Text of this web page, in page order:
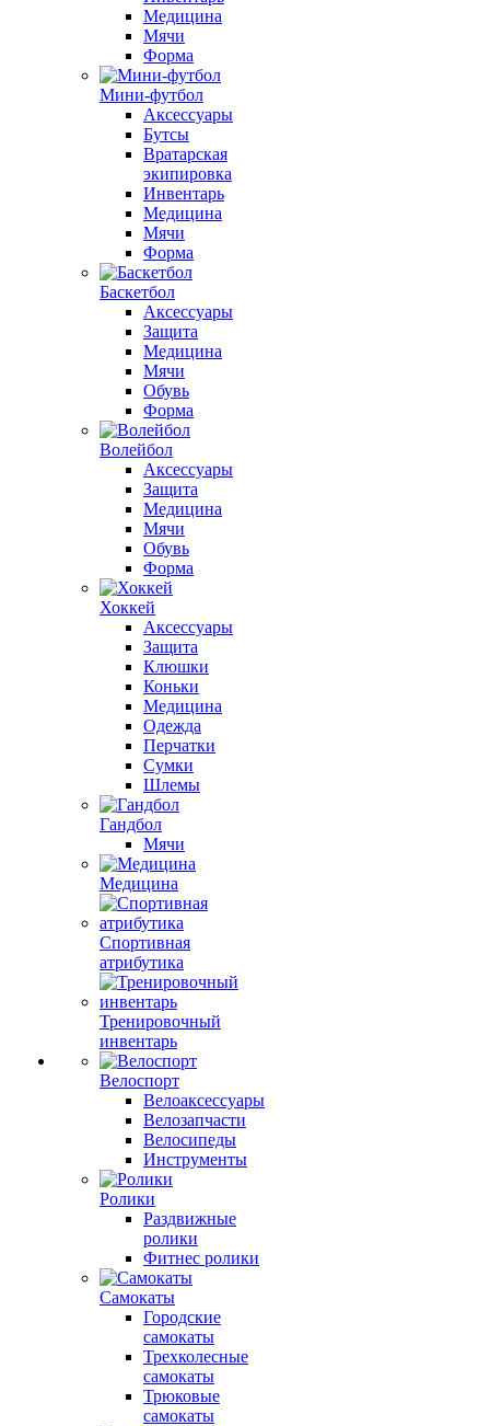
Медицина
Мячи
Форма
Мини-футбол
Аксессуары
Бутсы
Вратарская
экипировка
Инвентарь
Медицина
Мячи
Форма
Баскетбол
Аксессуары
Защита
Медицина
Мячи
Обувь
Форма
Волейбол
Аксессуары
Защита
Медицина
Мячи
Обувь
Форма
Хоккей
Аксессуары
Защита
Клюшки
Коньки
Медицина
Одежда
Перчатки
Сумки
Шлемы
Гандбол
Мячи
Медицина
Спортивная
атрибутика
Тренировочный
инвентарь
Велоспорт
Велоаксессуары
Велозапчасти
Велосипеды
Инструменты
Ролики
Раздвижные
ролики
Фитнес ролики
Самокаты
Городские
самокаты
Трехколесные
самокаты
Трюковые
самокаты